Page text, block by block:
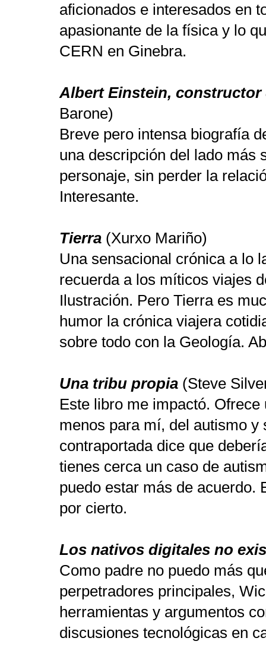
aficionados e interesados en
apasionante de la física y lo
CERN en Ginebra.
Albert Einstein, constructor
Barone)
Breve pero intensa biografía
una descripción del lado más
personaje, sin perder la
Interesante.
Tierra (Xurxo Mariño)
Una sensacional crónica a lo
recuerda a los míticos viajes
Ilustración. Pero Tierra es
humor la crónica viajera
sobre todo con la Geología.
Una tribu propia (Steve
Este libro me impactó.
menos para mí, del autismo y
contraportada dice que
tienes cerca un caso de
puedo estar más de acuerdo.
por cierto.
Los nativos digitales no
Como padre no puedo más
perpetradores principales,
herramientas y argumentos
discusiones tecnológicas en